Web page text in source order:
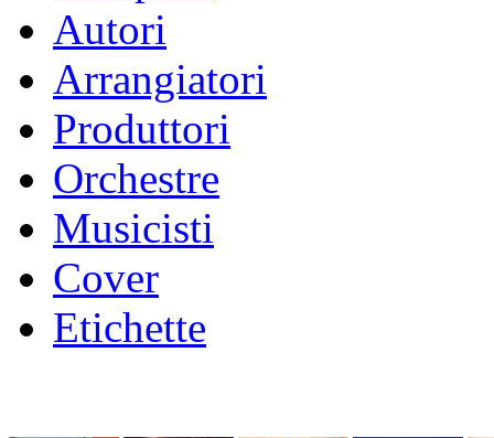
Autori
Arrangiatori
Produttori
Orchestre
Musicisti
Cover
Etichette